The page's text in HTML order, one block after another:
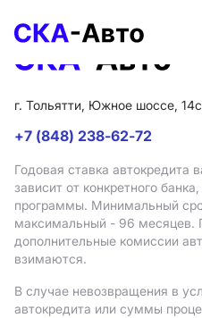
г. Тольятти, Южное шоссе,
+7 (848) 238-62-72
Годовая ставка автокредита
зависит от конкретного
программы. Минимальный
максимальный - 96 месяцев.
дополнительные комиссии
взимаются.
В случае невозвращения в
автокредита или суммы